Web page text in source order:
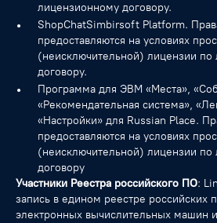
лицензионному договору.
ShopChatSimbirsoft Platform.
предоставляются на условиях
(неисключительной) лицензии
договору.
Программа для ЭВМ «Места»,
«Рекомендательная система»,
«Настройки» для Russian Place.
предоставляются на условиях
(неисключительной) лицензии
договору
Участники Реестра российского ПО:
запись в едином реестре российских
электронных вычислительных машин